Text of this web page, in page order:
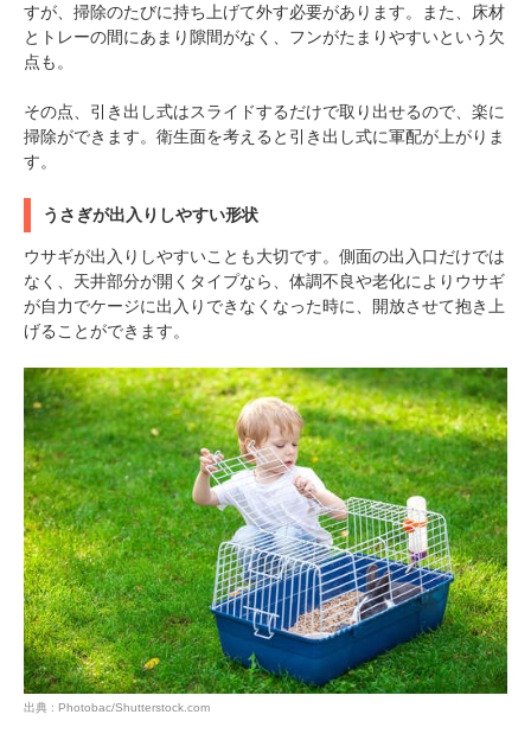
すが、掃除のたびに持ち上げて外す必要があります。また、床材
とトレーの間にあまり隙間がなく、フンがたまりやすいという欠
点も。
その点、引き出し式はスライドするだけで取り出せるので、楽に
掃除ができます。衛生面を考えると引き出し式に軍配が上がりま
す。
うさぎが出入りしやすい形状
ウサギが出入りしやすいことも大切です。側面の出入口だけでは
なく、天井部分が開くタイプなら、体調不良や老化によりウサギ
が自力でケージに出入りできなくなった時に、開放させて抱き上
げることができます。
出典 : Photobac/Shutterstock.com
閉じる
pecodogs
いぬ部をフォロー
pecocats
ねこ部をフォロー
PECOアプリをダウンロード済みの方
アプリで開く